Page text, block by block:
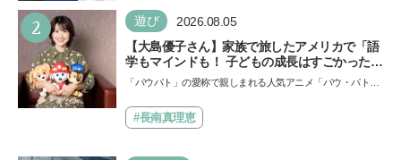
い…
2 遊び 2026.08.05
【大島優子さん】家族で旅したアメリカで「語
学もマインドも！ 子どもの成長はすごかった」
声優をつとめた映画『パウ・パトロール ザ・ダ
イノ・ムービー』ではあきらめなければ何でも
できると子どもに知ってほしい
「パウパト」の愛称で親しまれる人気アニメ「パウ・パトロ
ザ…#長南真理恵